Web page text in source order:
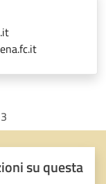
su questa